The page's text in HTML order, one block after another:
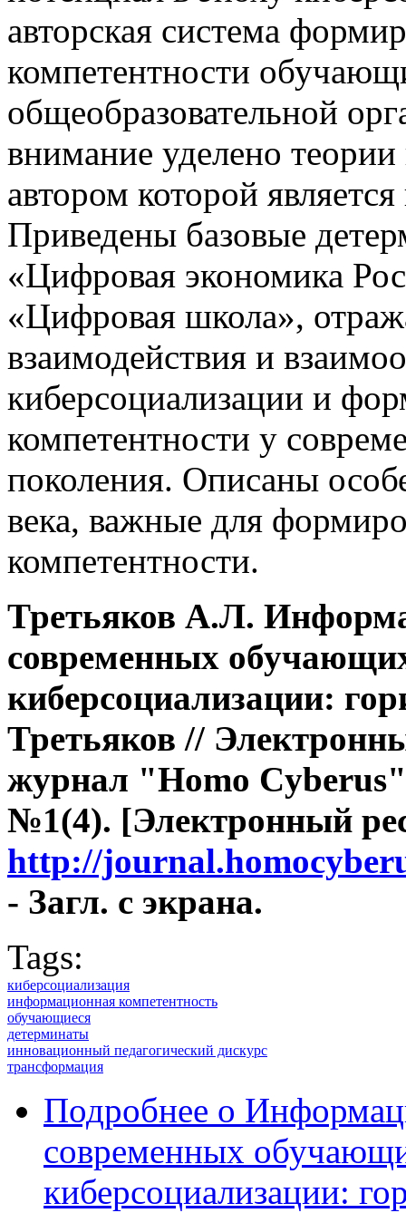
авторская система
компетентности
общеобразовательной
внимание уделено
автором которой
Приведены базовые
«Цифровая экономика
«Цифровая школа»,
взаимодействия и
киберсоциализации и
компетентности у
поколения. Описаны
века, важные для
компетентности.
Третьяков А.Л.
современных
киберсоциализации:
Третьяков //
журнал "Homo
№1(4). [Электронный
http://
- Загл. с экрана.
Tags:
киберсоциализация
информационная компетентность
обучающиеся
детерминаты
инновационный педагогический дискурс
трансформация
Подробнее о
современных
киберсоциализации: